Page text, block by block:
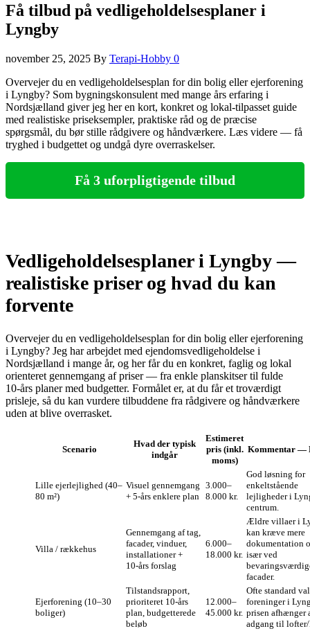
Få tilbud på vedligeholdelsesplaner i
Lyngby
november 25, 2025 By Terapi-Hobby 0
Overvejer du en vedligeholdelsesplan for din bolig eller ejerforening
i Lyngby? Som bygningskonsulent med mange års erfaring i
Nordsjælland giver jeg her en kort, konkret og lokal‑tilpasset guide
med realistiske priseksempler, praktiske råd og de præcise
spørgsmål, du bør stille rådgivere og håndværkere. Læs videre — få
tryghed i budgettet og undgå dyre overraskelser.
Få 3 uforpligtigende tilbud
Vedligeholdelsesplaner i Lyngby —
realistiske priser og hvad du kan
forvente
Overvejer du en vedligeholdelsesplan for din bolig eller ejerforening
i Lyngby? Jeg har arbejdet med ejendomsvedligeholdelse i
Nordsjælland i mange år, og her får du en konkret, faglig og lokal
orienteret gennemgang af priser — fra enkle planskitser til fulde
10‑års planer med budgetter. Formålet er, at du får et troværdigt
prisleje, så du kan vurdere tilbuddene fra rådgivere og håndværkere
uden at blive overrasket.
Scenario
Hvad der typisk
indgår
Estimeret
pris (inkl.
moms)
Kommentar —
Lille ejerlejlighed (40–
80 m²)
Visuel gennemgang
+ 5‑års enklere plan
3.000–
8.000 kr.
God løsning for
enkeltstående
lejligheder i
centrum.
Villa / rækkehus
Gennemgang af tag,
facader, vinduer,
installationer +
10‑års forslag
6.000–
18.000 kr.
Ældre villaer i
kan kræve mere
dokumentation
især ved
facader.
Ejerforening (10–30
boliger)
Tilstandsrapport,
prioriteret 10‑års
plan, budgetterede
beløb
12.000–
45.000 kr.
Ofte standard
foreninger i
prisen afhænger
adgang til